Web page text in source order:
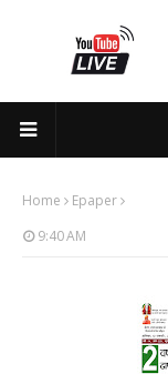
Home
Epaper
9:40 AM